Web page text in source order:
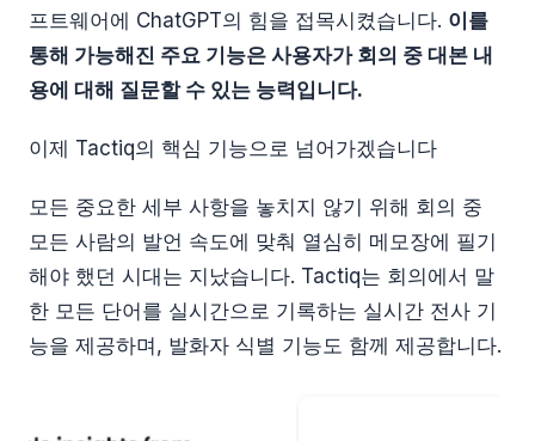
프트웨어에 ChatGPT의 힘을 접목시켰습니다. 이를
통해 가능해진 주요 기능은 사용자가 회의 중 대본 내
용에 대해 질문할 수 있는 능력입니다.
이제 Tactiq의 핵심 기능으로 넘어가겠습니다
모든 중요한 세부 사항을 놓치지 않기 위해 회의 중
모든 사람의 발언 속도에 맞춰 열심히 메모장에 필기
해야 했던 시대는 지났습니다. Tactiq는 회의에서 말
한 모든 단어를 실시간으로 기록하는 실시간 전사 기
능을 제공하며, 발화자 식별 기능도 함께 제공합니다.